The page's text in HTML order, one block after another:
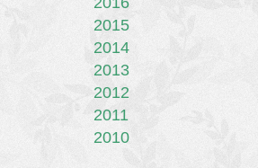
2015
2014
2013
2012
2011
2010